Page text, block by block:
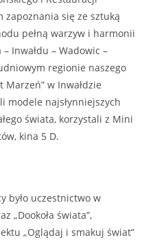
zapoznania się ze sztuką
pełną warzyw i harmonii
Inwałdu – Wadowic –
regionie naszego
w Inwałdzie
modele najsłynniejszych
świata, korzystali z Mini
kina 5 D.
było uczestnictwo w
„Dookoła świata”,
„Oglądaj i smakuj świat”